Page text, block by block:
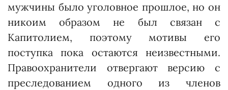
мужчины было уголовное прошлое, но он
никоим образом не был связан с
Капитолием, поэтому мотивы его
поступка пока остаются неизвестными.
Правоохранители отвергают версию с
преследованием одного из членов